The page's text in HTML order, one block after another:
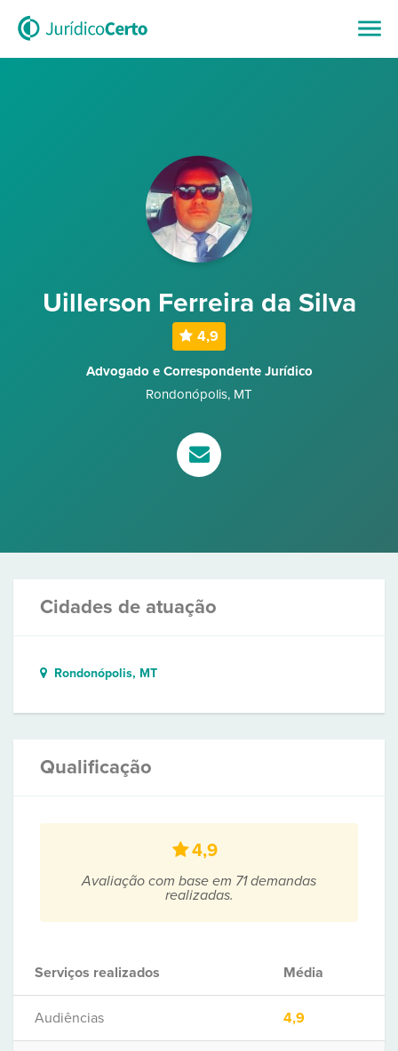
Uillerson Ferreira da Silva
4,9
Advogado e Correspondente Jurídico
Rondonópolis, MT
Cidades de atuação
Rondonópolis, MT
Qualificação
4,9
Avaliação com base em 71 demandas
realizadas.
Serviços realizados Média
Audiências 4,9